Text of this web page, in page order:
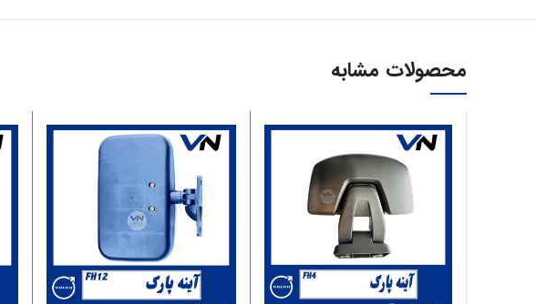
محصولات مشابه